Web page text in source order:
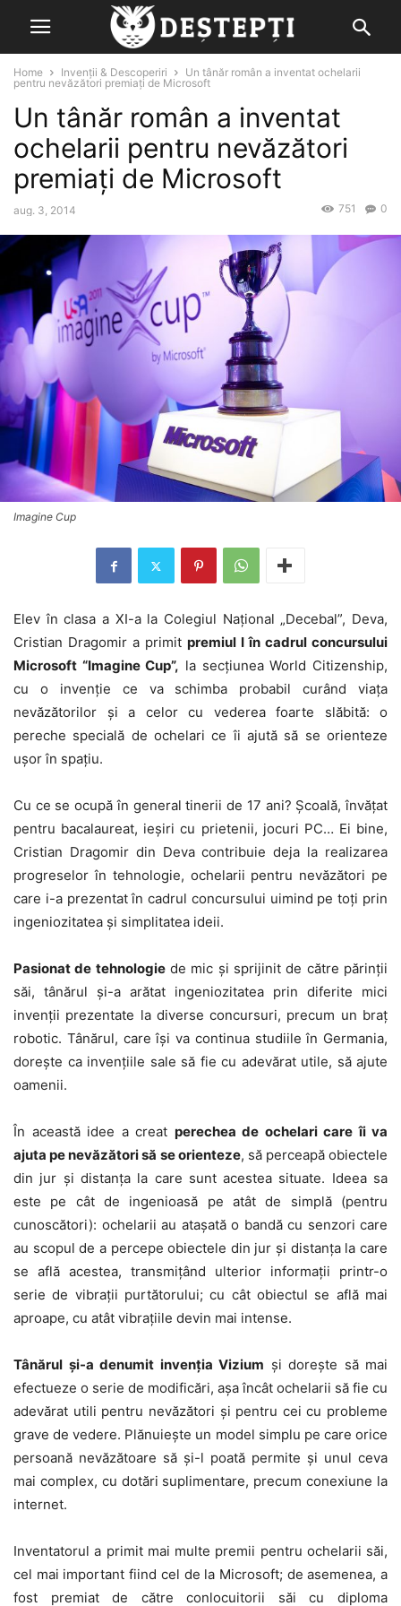
Home Invenții & Descoperiri
Un tânăr român a inventat ochelarii
pentru nevăzători premiați de Microsoft
Un tânăr român a inventat
ochelarii pentru nevăzători
premiați de Microsoft
aug. 3, 2014 0
751
Imagine Cup
Elev în clasa a XI-a la Colegiul Național „Decebal”, Deva,
Cristian Dragomir a primit premiul I în cadrul concursului
Microsoft “Imagine Cup”, la secțiunea World Citizenship,
cu o invenție ce va schimba probabil curând viața
nevăzătorilor și a celor cu vederea foarte slăbită: o
pereche specială de ochelari ce îi ajută să se orienteze
ușor în spațiu.
Cu ce se ocupă în general tinerii de 17 ani? Școală, învățat
pentru bacalaureat, ieșiri cu prietenii, jocuri PC… Ei bine,
Cristian Dragomir din Deva contribuie deja la realizarea
progreselor în tehnologie, ochelarii pentru nevăzători pe
care i-a prezentat în cadrul concursului uimind pe toți prin
ingeniozitatea și simplitatea ideii.
Pasionat de tehnologiede mic și sprijinit de către părinții
săi, tânărul și-a arătat ingeniozitatea prin diferite mici
invenții prezentate la diverse concursuri, precum un braț
robotic. Tânărul, care își va continua studiile în Germania,
dorește ca invențiile sale să fie cu adevărat utile, să ajute
oamenii.
În această idee a creat perechea de ochelari care îi va
ajuta pe nevăzători să se orienteze, să perceapă obiectele
din jur și distanța la care sunt acestea situate. Ideea sa
este pe cât de ingenioasă pe atât de simplă (pentru
cunoscători): ochelarii au atașată o bandă cu senzori care
au scopul de a percepe obiectele din jur și distanța la care
se află acestea, transmițând ulterior informații printr-o
serie de vibrații purtătorului; cu cât obiectul se află mai
aproape, cu atât vibrațiile devin mai intense.
Tânărul și-a denumit invenția Vizium și dorește să mai
efectueze o serie de modificări, așa încât ochelarii să fie cu
adevărat utili pentru nevăzători și pentru cei cu probleme
grave de vedere. Plănuiește un model simplu pe care orice
persoană nevăzătoare să și-l poată permite și unul ceva
mai complex, cu dotări suplimentare, precum conexiune la
internet.
Inventatorul a primit mai multe premii pentru ochelarii săi,
cel mai important fiind cel de la Microsoft; de asemenea, a
fost premiat de către conlocuitorii săi cu diploma